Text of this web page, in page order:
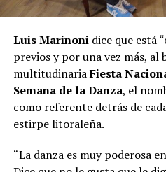
Luis Marinonidice que está
previos y por una vez más, al
multitudinariaFiesta
Semana de la Danza, el
como referente detrás de
estirpe litoraleña.
“La danza es muy poderosa